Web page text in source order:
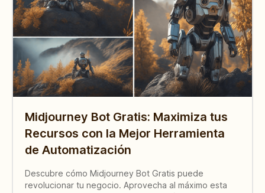
Midjourney Bot Gratis: Maximiza tus
Recursos con la Mejor Herramienta
de Automatización
Descubre cómo Midjourney Bot Gratis puede
revolucionar tu negocio. Aprovecha al máximo esta